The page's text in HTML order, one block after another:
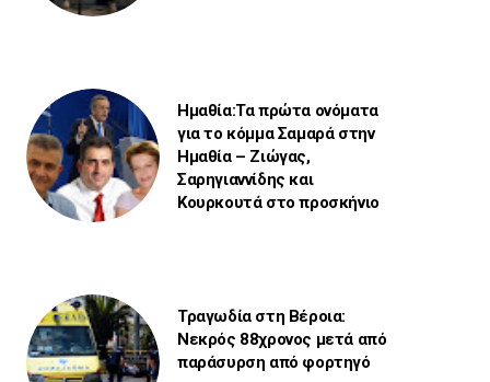
Ημαθία:Τα πρώτα ονόματα
για το κόμμα Σαμαρά στην
Ημαθία – Ζιώγας,
Σαρηγιαννίδης και
Κουρκουτά στο προσκήνιο
Τραγωδία στη Βέροια:
Νεκρός 88χρονος μετά από
παράσυρση από φορτηγό